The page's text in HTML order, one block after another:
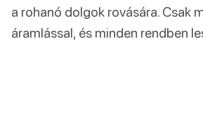
a rohanó dolgok rovására. Csak
áramlással, és minden rendben